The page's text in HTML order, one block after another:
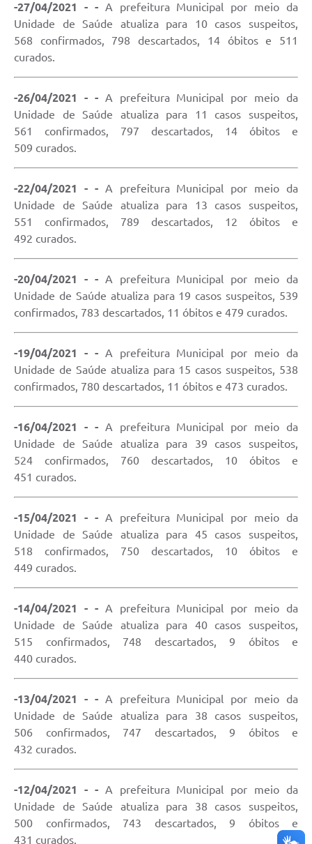
-27/04/2021 - - A prefeitura Municipal por meio da
Unidade de Saúde atualiza para 10 casos suspeitos,
568 confirmados, 798 descartados, 14 óbitos e 511
curados.
-26/04/2021 - - A prefeitura Municipal por meio da
Unidade de Saúde atualiza para 11 casos suspeitos,
561 confirmados, 797 descartados, 14 óbitos e
509 curados.
-22/04/2021 - - A prefeitura Municipal por meio da
Unidade de Saúde atualiza para 13 casos suspeitos,
551 confirmados, 789 descartados, 12 óbitos e
492 curados.
-20/04/2021 - - A prefeitura Municipal por meio da
Unidade de Saúde atualiza para 19 casos suspeitos, 539
confirmados, 783 descartados, 11 óbitos e 479 curados.
-19/04/2021 - - A prefeitura Municipal por meio da
Unidade de Saúde atualiza para 15 casos suspeitos, 538
confirmados, 780 descartados, 11 óbitos e 473 curados.
-16/04/2021 - - A prefeitura Municipal por meio da
Unidade de Saúde atualiza para 39 casos suspeitos,
524 confirmados, 760 descartados, 10 óbitos e
451 curados.
-15/04/2021 - - A prefeitura Municipal por meio da
Unidade de Saúde atualiza para 45 casos suspeitos,
518 confirmados, 750 descartados, 10 óbitos e
449 curados.
-14/04/2021 - - A prefeitura Municipal por meio da
Unidade de Saúde atualiza para 40 casos suspeitos,
515 confirmados, 748 descartados, 9 óbitos e
440 curados.
-13/04/2021 - - A prefeitura Municipal por meio da
Unidade de Saúde atualiza para 38 casos suspeitos,
506 confirmados, 747 descartados, 9 óbitos e
432 curados.
-12/04/2021 - - A prefeitura Municipal por meio da
Unidade de Saúde atualiza para 38 casos suspeitos,
500 confirmados, 743 descartados, 9 óbitos e
431 curados.